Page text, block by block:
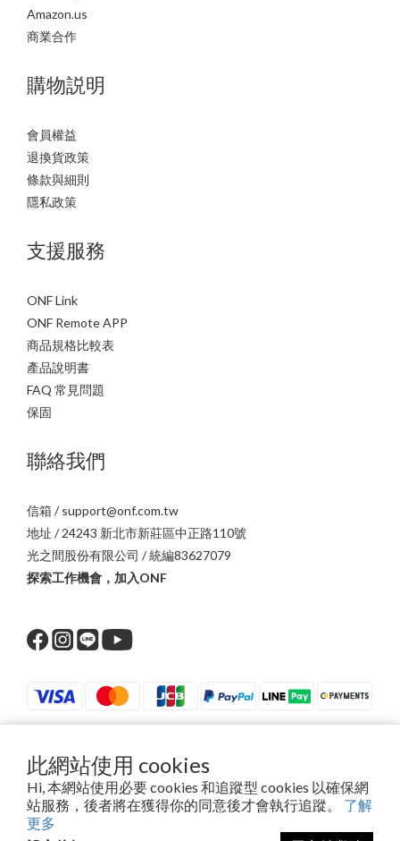
此網站使用 cookies
Hi, 本網站使用必要 cookies 和追蹤型 cookies 以確保網
站服務，後者將在獲得你的同意後才會執行追蹤。 了解
更多
Amazon.us
商業合作
購物説明
會員權益
退換貨政策
條款與細則
隱私政策
支援服務
ONF Link
ONF Remote APP
商品規格比較表
產品說明書
FAQ 常見問題
保固
聯絡我們
信箱 / support@onf.com.tw
地址 / 24243 新北市新莊區中正路110號
光之間股份有限公司 / 統編83627079
探索工作機會，加入ONF
$ TWD 繁體中文